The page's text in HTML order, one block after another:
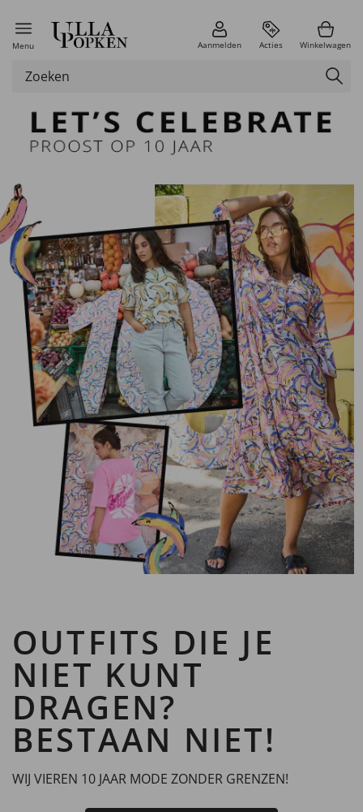
Menu Aanmelden Acties Winkelwagen
OUTFITS DIE JE
NIET KUNT
DRAGEN?
BESTAAN NIET!
WIJ VIEREN 10 JAAR MODE ZONDER GRENZEN!